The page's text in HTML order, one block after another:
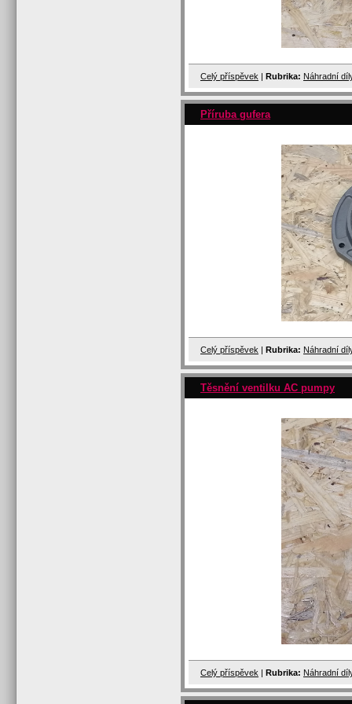
Celý příspěvek Rubrika: Náhradní
Příruba gufera
Celý příspěvek Rubrika: Náhradní
Těsnění ventilku AC pumpy
Celý příspěvek Rubrika: Náhradní